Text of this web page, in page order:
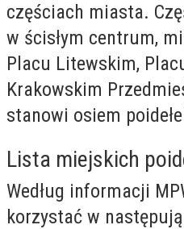
częściach miasta.
w ścisłym centrum,
Placu Litewskim,
Krakowskim
stanowi osiem
Lista miejskich
Według informacji
korzystać w